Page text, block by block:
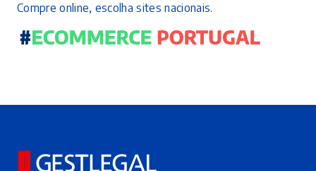
Compre online, escolha sites nacionais.